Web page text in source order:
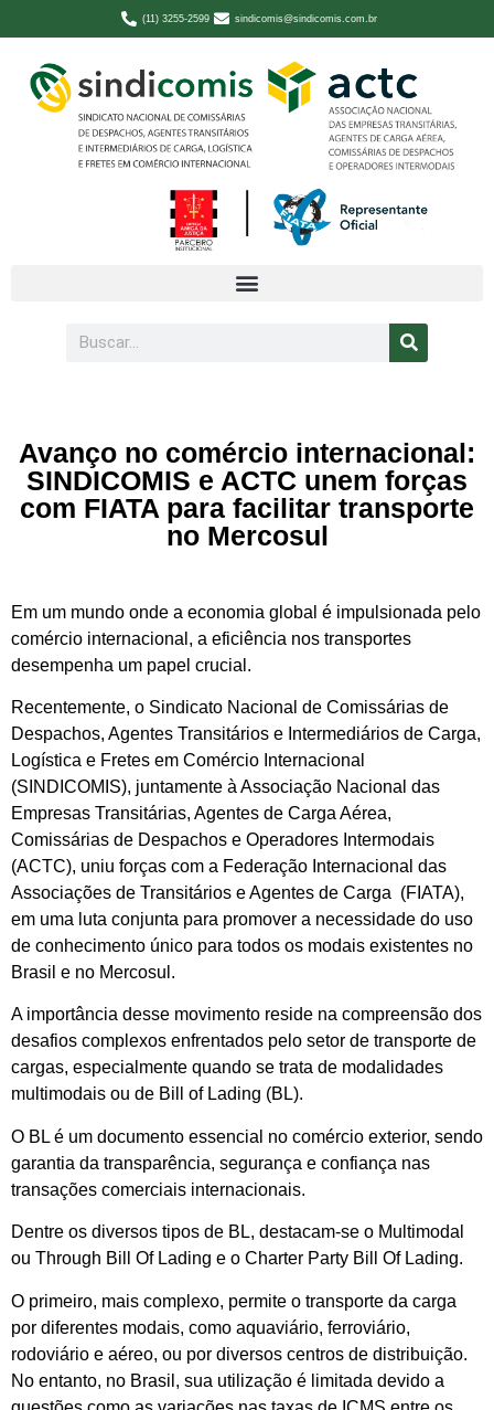
(11) 3255-2599 sindicomis@sindicomis.com.br
Avanço no comércio internacional:
SINDICOMIS e ACTC unem forças
com FIATA para facilitar transporte
no Mercosul
Em um mundo onde a economia global é impulsionada pelo
comércio internacional, a eficiência nos transportes
desempenha um papel crucial.
Recentemente, o Sindicato Nacional de Comissárias de
Despachos, Agentes Transitários e Intermediários de Carga,
Logística e Fretes em Comércio Internacional
(SINDICOMIS), juntamente à Associação Nacional das
Empresas Transitárias, Agentes de Carga Aérea,
Comissárias de Despachos e Operadores Intermodais
(ACTC), uniu forças com a Federação Internacional das
Associações de Transitários e Agentes de Carga (FIATA),
em uma luta conjunta para promover a necessidade do uso
de conhecimento único para todos os modais existentes no
Brasil e no Mercosul.
A importância desse movimento reside na compreensão dos
desafios complexos enfrentados pelo setor de transporte de
cargas, especialmente quando se trata de modalidades
multimodais ou de Bill of Lading (BL).
O BL é um documento essencial no comércio exterior, sendo
garantia da transparência, segurança e confiança nas
transações comerciais internacionais.
Dentre os diversos tipos de BL, destacam-se o Multimodal
ou Through Bill Of Lading e o Charter Party Bill Of Lading.
O primeiro, mais complexo, permite o transporte da carga
por diferentes modais, como aquaviário, ferroviário,
rodoviário e aéreo, ou por diversos centros de distribuição.
No entanto, no Brasil, sua utilização é limitada devido a